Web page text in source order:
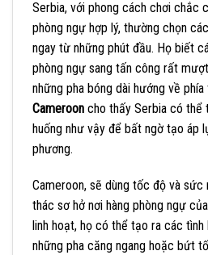
Serbia, với phong cách chơi chắc
phòng ngự hợp lý, thường chọn
ngay từ những phút đầu. Họ biết
phòng ngự sang tấn công rất
những pha bóng dài hướng về
Cameroon cho thấy Serbia có thể
huống như vậy để bất ngờ tạo áp
phương.
Cameroon, sẽ dùng tốc độ và sức
thác sơ hở nơi hàng phòng ngự
linh hoạt, họ có thể tạo ra các tình
những pha căng ngang hoặc bứt